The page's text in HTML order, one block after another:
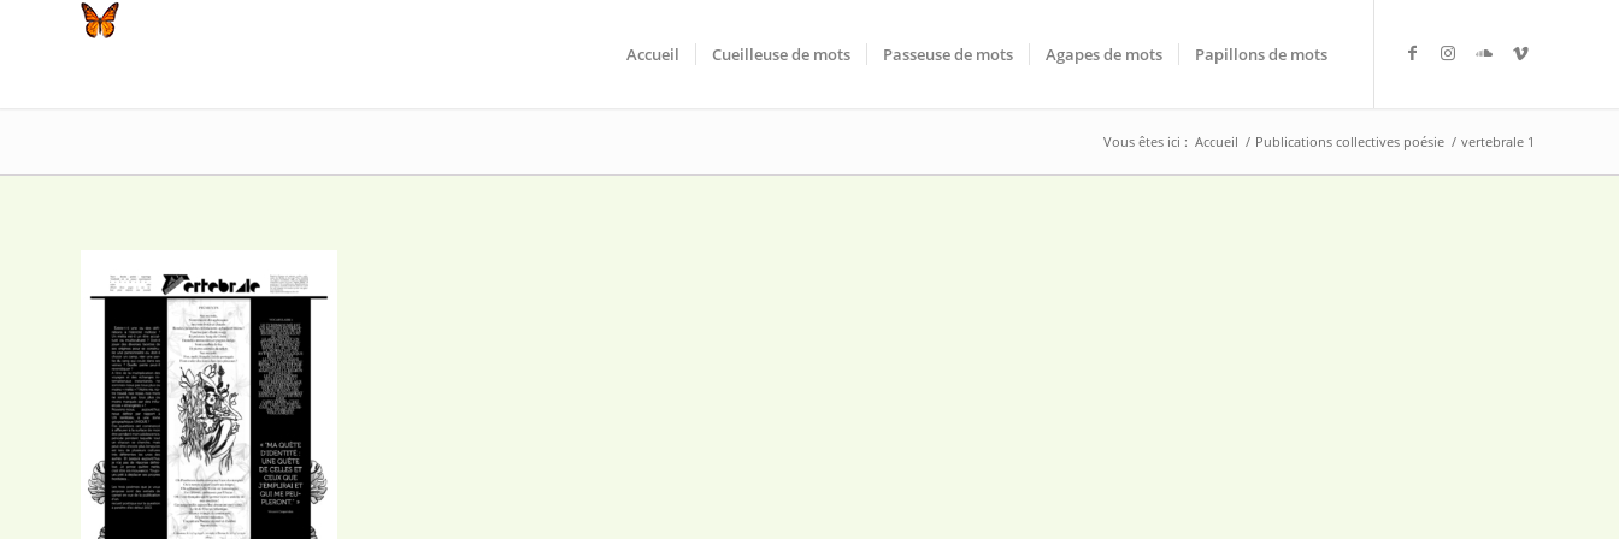
Accueil Cueilleuse de mots Passeuse de mots Agapes de mots Papillons de mots
Vous êtes ici : Accueil / Publications collectives poésie / vertebrale 1